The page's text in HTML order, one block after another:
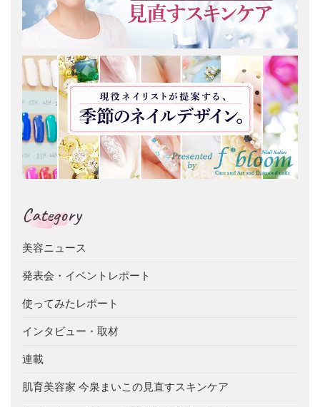
Category
美容ニュース
発表会・イベントレポート
使ってみたレポート
インタビュー・取材
連載
肌育美容家 今泉まいこの見直すスキンケア